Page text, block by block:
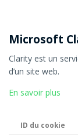
Microsoft
Clarity est un
d’un site web.
En savoir plus
ID du cookie